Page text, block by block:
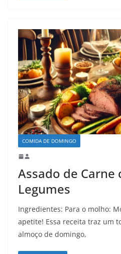
COMIDA DE DOMINGO
Assado de Carne
Legumes
Ingredientes: Para o molho:
apetite! Essa receita traz um
almoço de domingo,